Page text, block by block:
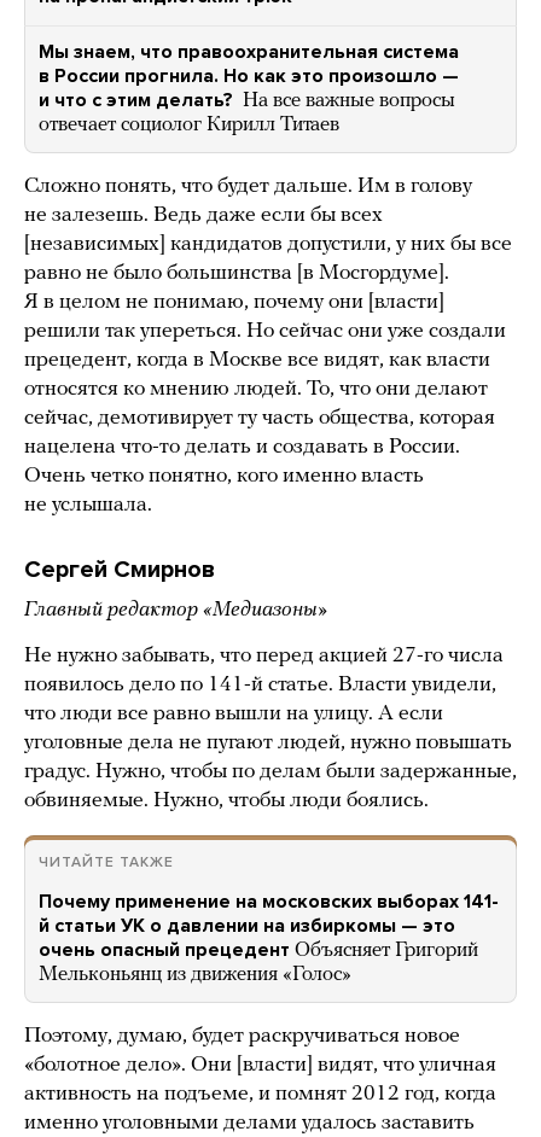
Мы знаем, что правоохранительная система
в России прогнила. Но как это произошло —
и что с этим делать? На все важные вопросы
отвечает социолог Кирилл Титаев
Сложно понять, что будет дальше. Им в голову
не залезешь. Ведь даже если бы всех
[независимых] кандидатов допустили, у них бы все
равно не было большинства [в Мосгордуме].
Я в целом не понимаю, почему они [власти]
решили так упереться. Но сейчас они уже создали
прецедент, когда в Москве все видят, как власти
относятся ко мнению людей. То, что они делают
сейчас, демотивирует ту часть общества, которая
нацелена что-то делать и создавать в России.
Очень четко понятно, кого именно власть
не услышала.
Сергей Смирнов
Главный редактор «Медиазоны»
Не нужно забывать, что перед акцией 27-го числа
появилось дело по 141-й статье. Власти увидели,
что люди все равно вышли на улицу. А если
уголовные дела не пугают людей, нужно повышать
градус. Нужно, чтобы по делам были задержанные,
обвиняемые. Нужно, чтобы люди боялись.
ЧИТАЙТЕ ТАКЖЕ
Почему применение на московских выборах 141-
й статьи УК о давлении на избиркомы — это
очень опасный прецедент Объясняет Григорий
Мельконьянц из движения «Голос»
Поэтому, думаю, будет раскручиваться новое
«болотное дело». Они [власти] видят, что уличная
активность на подъеме, и помнят 2012 год, когда
именно уголовными делами удалось заставить